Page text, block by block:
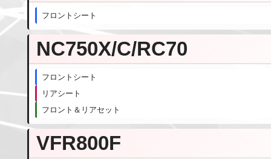
フロントシート
NC750X/C/RC70
フロントシート
リアシート
フロント＆リアセット
VFR800F